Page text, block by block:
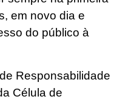
em novo dia e
do público à
Responsabilidade
Célula de